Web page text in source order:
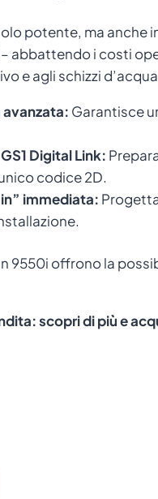
potente, ma
abbattendo i costi
e agli schizzi
Garantisce
Digital Link:
codice 2D.
immediata:
9550i offrono la
scopri di più e